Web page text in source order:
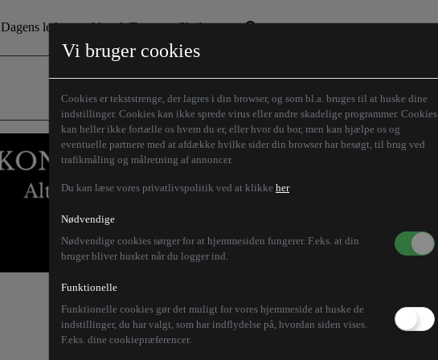
Vi bruger cookies
Cookies er tekststrenge, der lagres i din browser, og som bl.a. bruges til at huske dine
indstillinger. Cookies kan ikke sprede virus eller andre skadelige programmer. Cookies
kan heller ikke fortælle os hvem du er, eller hvor du bor, men kan hjælpe os og
eventuelle partnere med at afdække hvilke sider din browser har besøgt, til brug ved
trafikmåling og målretning af annoncer.
Du kan læse vores privatlivspolitik ved at klikke her
Nødvendige
Nødvendige cookies sørger for at hjemmesiden fungerer. F.eks. at din
bruger bliver husket når du logger ind.
Funktionelle
Funktionelle cookies gør det muligt for vores hjemmeside at huske de
indstillinger, du har valgt, som har indflydelse på, hvordan siden vises.
F.eks. dine cookiepræferencer.
Dagens leder Aktuelt Tema
Den borgelige brille
Humaniora forfra
Store Danskere
Skribenter
Z-aksen